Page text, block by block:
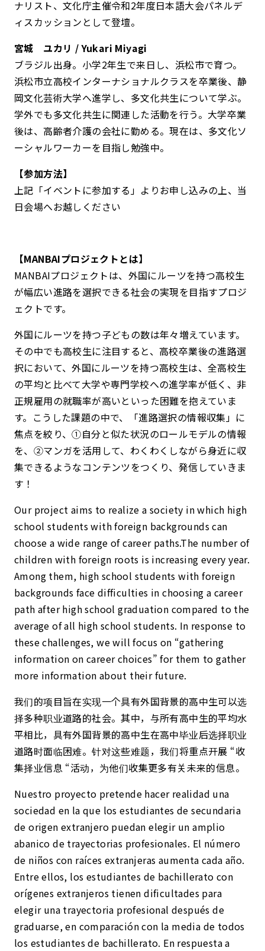
ナリスト、文化庁主催令和2年度日本語大会パネルデ
ィスカッションとして登壇。
宮城 ユカリ / Yukari Miyagi
ブラジル出身。小学2年生で来日し、浜松市で育つ。
浜松市立高校インターナショナルクラスを卒業後、静
岡文化芸術大学へ進学し、多文化共生について学ぶ。
学外でも多文化共生に関連した活動を行う。大学卒業
後は、高齢者介護の会社に勤める。現在は、多文化ソ
ーシャルワーカーを目指し勉強中。
【参加方法】
上記「イベントに参加する」よりお申し込みの上、当
日会場へお越しください
【MANBAIプロジェクトとは】
MANBAIプロジェクトは、外国にルーツを持つ高校生
が幅広い進路を選択できる社会の実現を目指すプロジ
ェクトです。
外国にルーツを持つ子どもの数は年々増えています。
その中でも高校生に注目すると、高校卒業後の進路選
択において、外国にルーツを持つ高校生は、全高校生
の平均と比べて大学や専門学校への進学率が低く、非
正規雇用の就職率が高いといった困難を抱えていま
す。こうした課題の中で、「進路選択の情報収集」に
焦点を絞り、①自分と似た状況のロールモデルの情報
を、②マンガを活用して、わくわくしながら身近に収
集できるようなコンテンツをつくり、発信していきま
す！
Our project aims to realize a society in which high
school students with foreign backgrounds can
choose a wide range of career paths.The number of
children with foreign roots is increasing every year.
Among them, high school students with foreign
backgrounds face difficulties in choosing a career
path after high school graduation compared to the
average of all high school students. In response to
these challenges, we will focus on “gathering
information on career choices” for them to gather
more information about their future.
我们的项目旨在实现一个具有外国背景的高中生可以选
择多种职业道路的社会。其中，与所有高中生的平均水
平相比，具有外国背景的高中生在高中毕业后选择职业
道路时面临困难。针对这些难题，我们将重点开展 “收
集择业信息 “活动，为他们收集更多有关未来的信息。
Nuestro proyecto pretende hacer realidad una
sociedad en la que los estudiantes de secundaria
de origen extranjero puedan elegir un amplio
abanico de trayectorias profesionales. El número
de niños con raíces extranjeras aumenta cada año.
Entre ellos, los estudiantes de bachillerato con
orígenes extranjeros tienen dificultades para
elegir una trayectoria profesional después de
graduarse, en comparación con la media de todos
los estudiantes de bachillerato. En respuesta a